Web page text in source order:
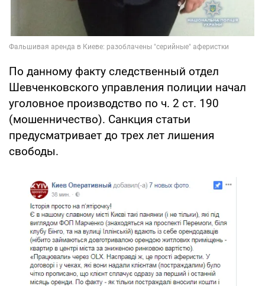
По данному факту следственный отдел
Шевченковского управления полиции начал
уголовное производство по ч. 2 ст. 190
(мошенничество). Санкция статьи
предусматривает до трех лет лишения
свободы.